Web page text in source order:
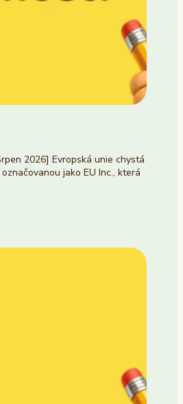
2026] Evropská unie chystá
jako EU Inc., která